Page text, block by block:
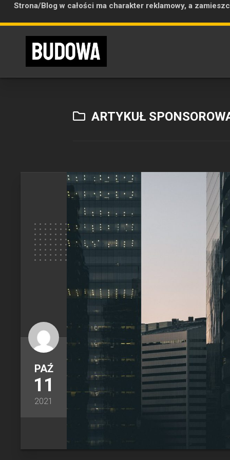
Strona/Blog w całości ma charakter reklamowy, a
Skip
ARTYKUŁ
PAŹ
11
2021